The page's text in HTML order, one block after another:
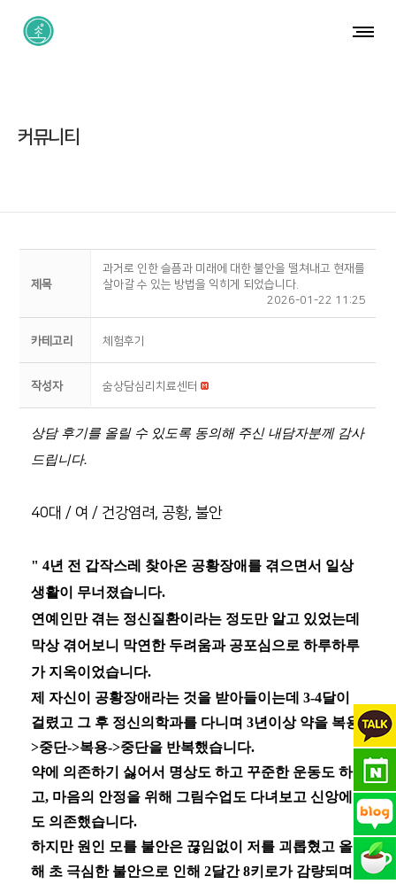
커뮤니티
제목
과거로 인한 슬픔과 미래에 대한 불안을 떨쳐내고 현재를
살아갈 수 있는 방법을 익히게 되었습니다.
2026-01-22 11:25
카테고리 체험후기
작성자 숨상담심리치료센터
상담 후기를 올릴 수 있도록 동의해 주신 내담자분께 감사
드립니다.
40대 / 여 / 건강염려, 공황, 불안
"4년 전 갑작스레 찾아온 공황장애를 겪으면서 일상
생활이 무너졌습니다.
연예인만 겪는 정신질환이라는 정도만 알고 있었는데
막상 겪어보니 막연한 두려움과 공포심으로 하루하루
가 지옥이었습니다.
제 자신이 공황장애라는 것을 받아들이는데3-4달이
걸렸고 그 후 정신의학과를 다니며3년이상 약을 복용-
>중단->복용->중단을 반복했습니다.
약에 의존하기 싫어서 명상도 하고 꾸준한 운동도 하
고, 마음의 안정을 위해 그림수업도 다녀보고 신앙에
도 의존했습니다.
하지만 원인 모를 불안은 끊임없이 저를 괴롭혔고 올
해 초 극심한 불안으로 인해2달간8키로가 감량되며